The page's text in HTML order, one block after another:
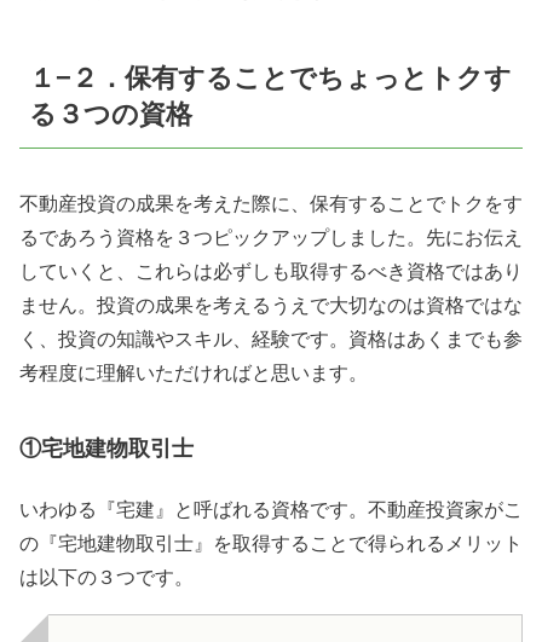
１−２．保有することでちょっとトクす
る３つの資格
不動産投資の成果を考えた際に、保有することでトクをす
るであろう資格を３つピックアップしました。先にお伝え
していくと、これらは必ずしも取得するべき資格ではあり
ません。投資の成果を考えるうえで大切なのは資格ではな
く、投資の知識やスキル、経験です。資格はあくまでも参
考程度に理解いただければと思います。
①宅地建物取引士
いわゆる『宅建』と呼ばれる資格です。不動産投資家がこ
の『宅地建物取引士』を取得することで得られるメリット
は以下の３つです。